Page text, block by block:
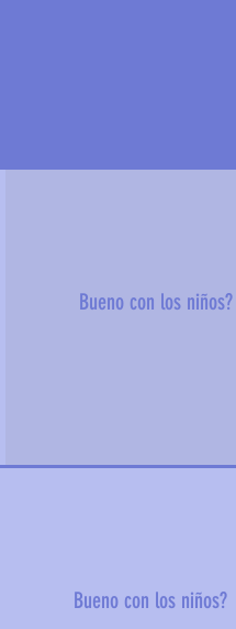
Bueno con los niños?
Bueno con los niños?